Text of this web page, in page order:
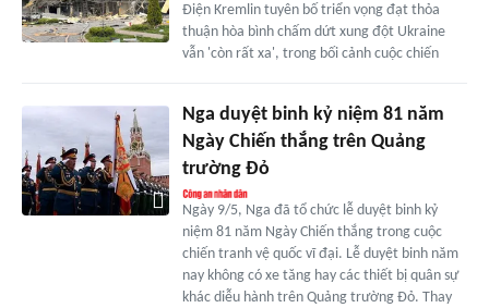
Điện Kremlin tuyên bố triển vọng đạt thỏa
thuận hòa bình chấm dứt xung đột Ukraine
vẫn 'còn rất xa', trong bối cảnh cuộc chiến
Nga duyệt binh kỷ niệm 81 năm
Ngày Chiến thắng trên Quảng
trường Đỏ
Ngày 9/5, Nga đã tổ chức lễ duyệt binh kỷ
niệm 81 năm Ngày Chiến thắng trong cuộc
chiến tranh vệ quốc vĩ đại. Lễ duyệt binh năm
nay không có xe tăng hay các thiết bị quân sự
khác diễu hành trên Quảng trường Đỏ. Thay